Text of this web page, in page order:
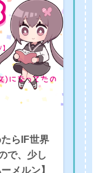
らIF世界
で、少し
メルン】